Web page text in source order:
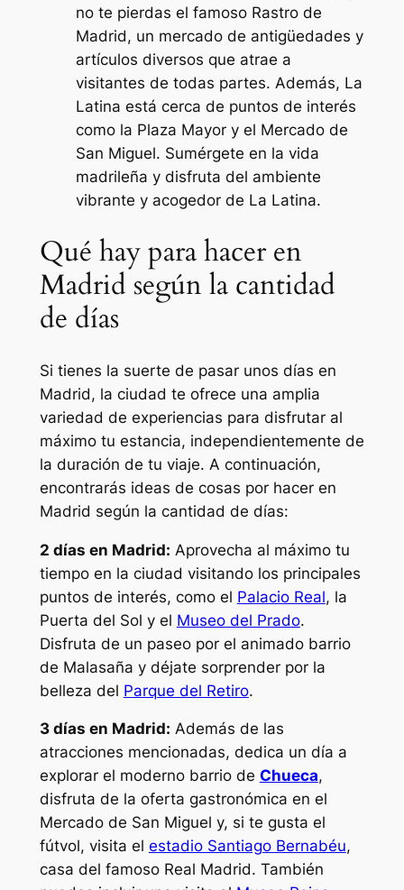
no te pierdas el famoso Rastro de
Madrid, un mercado de antigüedades y
artículos diversos que atrae a
visitantes de todas partes. Además, La
Latina está cerca de puntos de interés
como la Plaza Mayor y el Mercado de
San Miguel. Sumérgete en la vida
madrileña y disfruta del ambiente
vibrante y acogedor de La Latina.
Qué hay para hacer en
Madrid según la cantidad
de días
Si tienes la suerte de pasar unos días en
Madrid, la ciudad te ofrece una amplia
variedad de experiencias para disfrutar al
máximo tu estancia, independientemente de
la duración de tu viaje. A continuación,
encontrarás ideas de cosas por hacer en
Madrid según la cantidad de días:
2 días en Madrid: Aprovecha al máximo tu
tiempo en la ciudad visitando los principales
puntos de interés, como el Palacio Real, la
Puerta del Sol y el Museo del Prado.
Disfruta de un paseo por el animado barrio
de Malasaña y déjate sorprender por la
belleza del Parque del Retiro.
3 días en Madrid: Además de las
atracciones mencionadas, dedica un día a
explorar el moderno barrio de Chueca,
disfruta de la oferta gastronómica en el
Mercado de San Miguel y, si te gusta el
fútvol, visita el estadio Santiago Bernabéu,
casa del famoso Real Madrid. También